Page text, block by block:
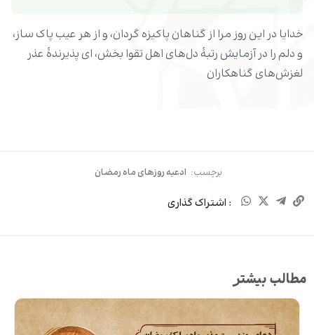
خدایا در این روز مرا از گناهان پاکیزه گردان، و از هر عیب پاک ساز،
و دلم را در آزمایش رتبۀ دل‌های اهل تقوا بخش، ‌ای پذیرندۀ عذر
لغزش‌های گناهکاران
برچسب: ادعیه روزهای ماه رمضان
: اشتراک گذاری
مطالب بیشتر